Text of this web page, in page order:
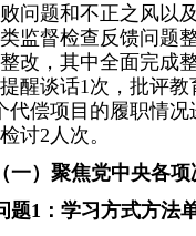
问题和不正之风以
监督检查反馈问题
改，其中全面完成
醒谈话1次，批评
代偿项目的履职情
讨2人次。
）聚焦党中央各项
1：学习方式方法